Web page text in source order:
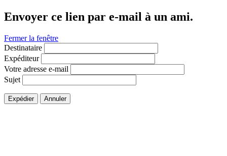
Envoyer ce lien par e-mail à un ami.
Fermer la fenêtre
Destinataire
Expéditeur
Votre adresse e-mail
Sujet
Expédier Annuler